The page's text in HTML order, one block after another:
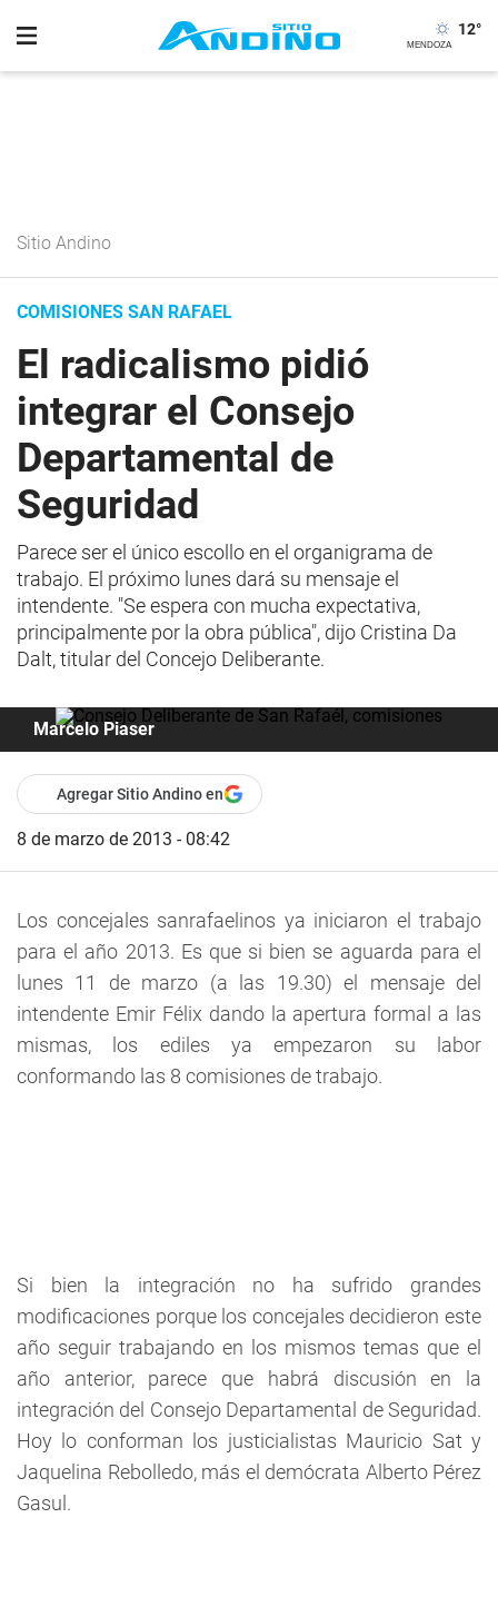
12°
Sitio Andino
COMISIONES SAN RAFAEL
El radicalismo pidió
integrar el Consejo
Departamental de
Seguridad
Parece ser el único escollo en el organigrama de
trabajo. El próximo lunes dará su mensaje el
intendente. "Se espera con mucha expectativa,
principalmente por la obra pública", dijo Cristina Da
Dalt, titular del Concejo Deliberante.
Marcelo Piaser
Agregar Sitio Andino en
8 de marzo de 2013 - 08:42
Los concejales sanrafaelinos ya iniciaron el trabajo
para el año 2013. Es que si bien se aguarda para el
lunes 11 de marzo (a las 19.30) el mensaje del
intendente Emir Félix dando la apertura formal a las
mismas, los ediles ya empezaron su labor
conformando las 8 comisiones de trabajo.
Si bien la integración no ha sufrido grandes
modificaciones porque los concejales decidieron este
año seguir trabajando en los mismos temas que el
año anterior, parece que habrá discusión en la
integración del Consejo Departamental de Seguridad.
Hoy lo conforman los justicialistas Mauricio Sat y
Jaquelina Rebolledo, más el demócrata Alberto Pérez
Gasul.